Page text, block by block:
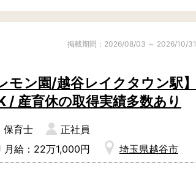
生駅から徒歩5分！武蔵野線南越谷駅か
小規模園ですが近隣には大きな公園もあり
せん。
◎働きやすさを重視した制度
営は小規模園を10園以上展開している株
会社さんになります。
掲載期間：2026/08/03 ～ 2026/10/31
モン園/越谷レイクタウン駅】
/ 産育休の取得実績多数あり
保育士
正社員
月給：22万1,000円
埼玉県越谷市